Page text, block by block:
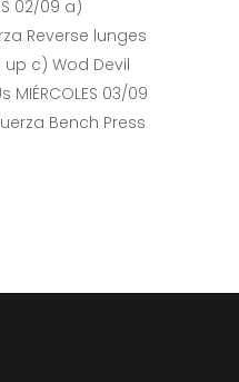
02/09 a)
Reverse lunges
up c) Wod Devil
MIÉRCOLES 03/09
Bench Press